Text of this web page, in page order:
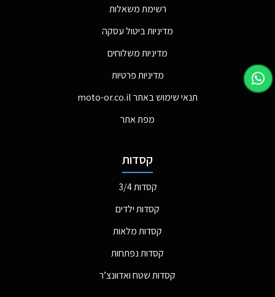
רשימת משאלות
מדיניות ביטול עסקה
מדיניות משלוחים
מדיניות פרטיות
תנאי שימוש באתר moto-or.co.il
מפת אתר
קסדות
קסדות 3/4
קסדות ילדים
קסדות מלאות
קסדות נפתחות
קסדות שטח ואדוונצ’ר